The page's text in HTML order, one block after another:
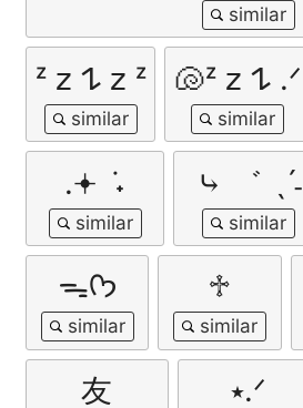
ᶻ 𝗓 𐰁 𝗓 ᶻ 🐚ᶻ 𝗓 𐰁 .ᐟ
.𖥔 ݁ ˖ ⤷ ゛ ˎˊ˗
ᯓᡣ𐭩 ♱
友 ⭑.ᐟ